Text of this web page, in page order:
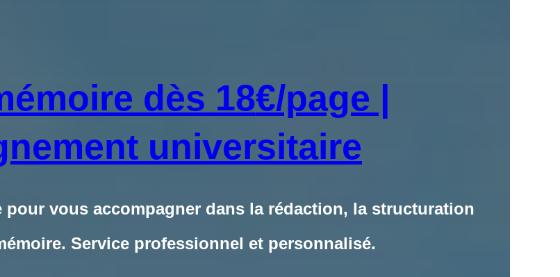
dès 18€/page |
universitaire
pour vous accompagner dans la rédaction, la structuration
Service professionnel et personnalisé.
Commandez votre travail